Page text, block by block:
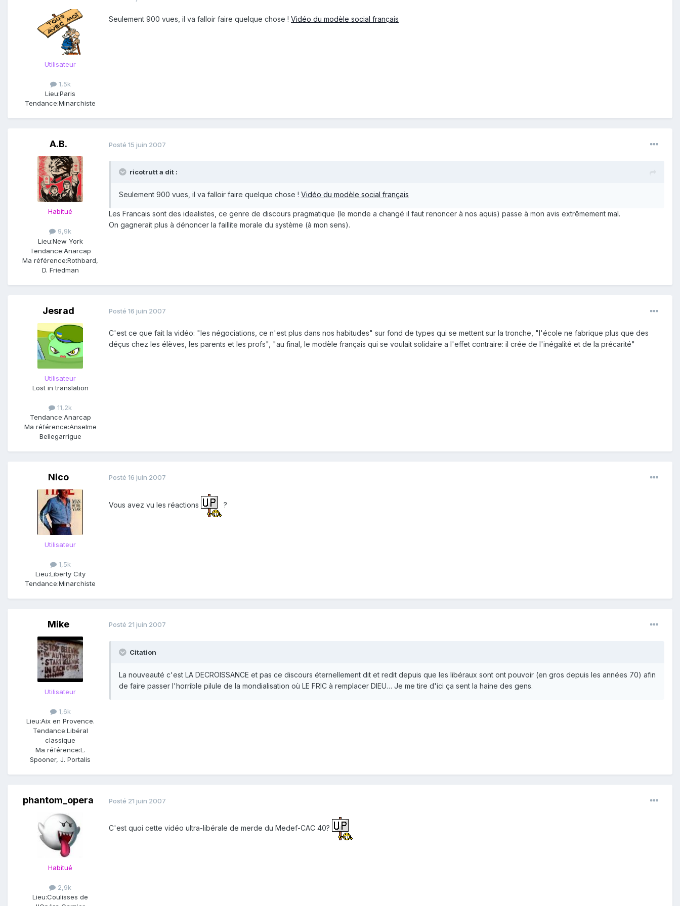
Utilisateur
1,5k
Lieu:Paris
Tendance:Minarchiste
Seulement 900 vues, il va falloir faire quelque chose ! Vidéo du modèle social français
A.B.
Habitué
9,9k
Lieu:New York
Tendance:Anarcap
Ma référence:Rothbard,
D. Friedman
Posté 15 juin 2007
ricotrutt a dit :
Seulement 900 vues, il va falloir faire quelque chose ! Vidéo du modèle social français
Les Francais sont des idealistes, ce genre de discours pragmatique (le monde a changé il faut renoncer à nos aquis) passe à mon avis extrêmement mal.
On gagnerait plus à dénoncer la faillite morale du système (à mon sens).
Jesrad
Utilisateur
Lost in translation
11,2k
Tendance:Anarcap
Ma référence:Anselme
Bellegarrigue
Posté 16 juin 2007
C'est ce que fait la vidéo: "les négociations, ce n'est plus dans nos habitudes" sur fond de types qui se mettent sur la tronche, "l'école ne fabrique plus que des
déçus chez les élèves, les parents et les profs", "au final, le modèle français qui se voulait solidaire a l'effet contraire: il crée de l'inégalité et de la précarité"
Nico
Utilisateur
1,5k
Lieu:Liberty City
Tendance:Minarchiste
Posté 16 juin 2007
Vous avez vu les réactions ?
Mike
Utilisateur
1,6k
Lieu:Aix en Provence.
Tendance:Libéral
classique
Ma référence:L.
Spooner, J. Portalis
Posté 21 juin 2007
Citation
La nouveauté c'est LA DECROISSANCE et pas ce discours éternellement dit et redit depuis que les libéraux sont ont pouvoir (en gros depuis les années 70) afin
de faire passer l'horrible pilule de la mondialisation où LE FRIC à remplacer DIEU… Je me tire d'ici ça sent la haine des gens.
phantom_opera
Habitué
2,9k
Lieu:Coulisses de
Posté 21 juin 2007
C'est quoi cette vidéo ultra-libérale de merde du Medef-CAC 40?